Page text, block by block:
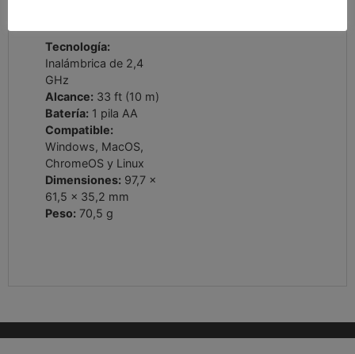
Tecnología:
Inalámbrica de 2,4
GHz
Alcance: 33 ft (10 m)
Batería: 1 pila AA
Compatible:
Windows, MacOS,
ChromeOS y Linux
Dimensiones: 97,7 x
61,5 x 35,2 mm
Peso: 70,5 g